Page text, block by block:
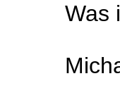
Was